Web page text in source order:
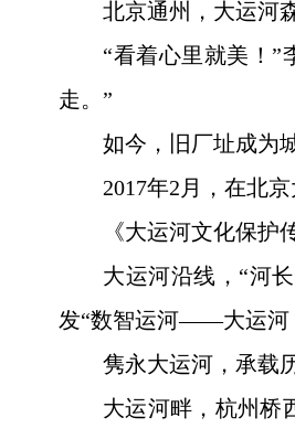
北京通州，大运河
“看着心里就美！”
走。”
如今，旧厂址成为
2017年2月，在北
《大运河文化保
大运河沿线，“河
发“数智运河——大运河
隽永大运河，承载
大运河畔，杭州桥